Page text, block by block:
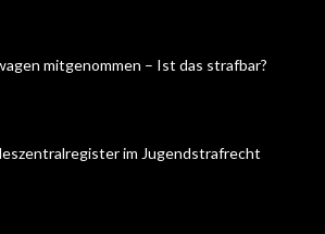
mitgenommen – Ist das strafbar?
im Jugendstrafrecht